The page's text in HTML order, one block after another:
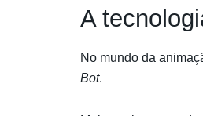
A
No mundo da
Bot.